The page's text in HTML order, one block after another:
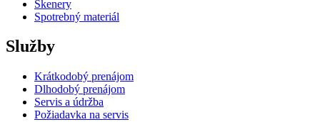
Skenery
Spotrebný materiál
Služby
Krátkodobý prenájom
Dlhodobý prenájom
Servis a údržba
Požiadavka na servis